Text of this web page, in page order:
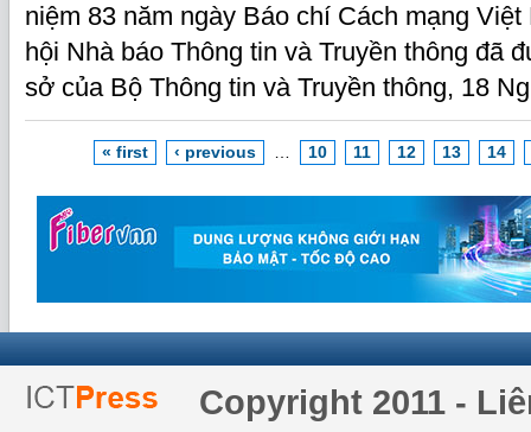
niệm 83 năm ngày Báo chí Cách mạng
hội Nhà báo Thông tin và Truyền thông đã
sở của Bộ Thông tin và Truyền thông, 18
« first ‹ previous 10 11 12 13 14
Copyright 2011 -